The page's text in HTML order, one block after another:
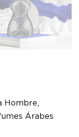
Hombre,
Árabes